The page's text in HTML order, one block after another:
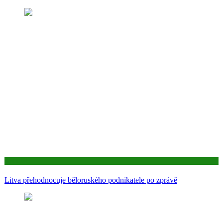
Litva přehodnocuje běloruského podnikatele po zprávě